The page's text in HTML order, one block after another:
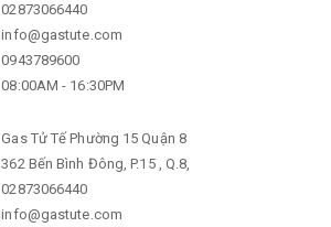
02873066440
info@gastute.com
0943789600
08:00AM - 16:30PM
Gas Tử Tế Phường 15 Quận 8
362 Bến Bình Đông, P.15 , Q.8,
02873066440
info@gastute.com